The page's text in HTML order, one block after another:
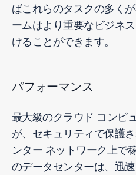
ばこれらのタスクの多く
ームはより重要なビジネ
けることができます。
パフォーマンス
最大級のクラウド コンピ
が、セキュリティで保護
ンター ネットワーク上で
のデータセンターは、迅